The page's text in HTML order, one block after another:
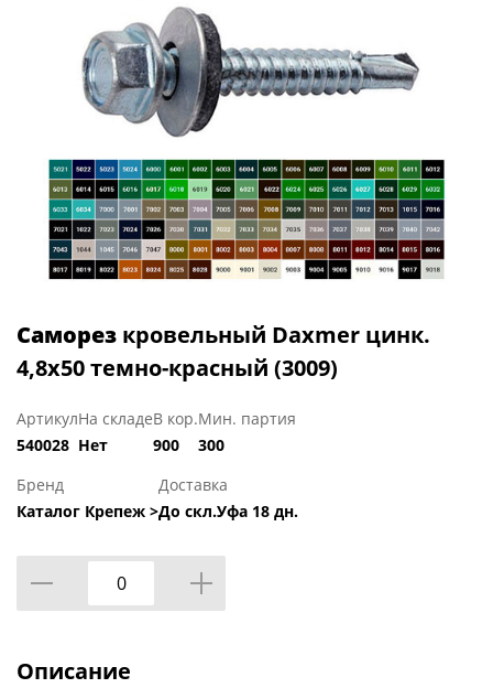
Саморез кровельный Daxmer цинк.
4,8х50 темно-красный (3009)
Артикул
540028
На складе
Нет
В кор.
900
Мин. партия
300
Бренд
Каталог Крепеж >
Доставка
До скл.Уфа 18 дн.
Описание